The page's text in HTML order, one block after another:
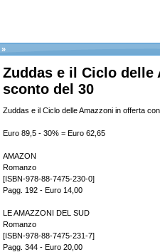
»
Zuddas e il Ciclo delle
sconto del 30
Zuddas e il Ciclo delle Amazzoni in offerta
Euro 89,5 - 30% = Euro 62,65
AMAZON
Romanzo
[ISBN-978-88-7475-230-0]
Pagg. 192 - Euro 14,00
LE AMAZZONI DEL SUD
Romanzo
[ISBN-978-88-7475-231-7]
Pagg. 344 - Euro 20,00